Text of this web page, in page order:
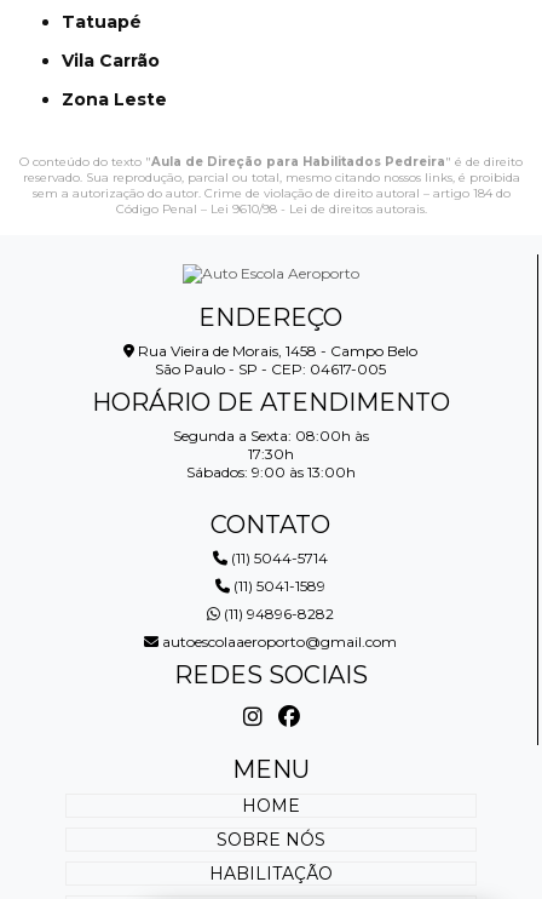
Tatuapé
Vila Carrão
Zona Leste
O conteúdo do texto "Aula de Direção para Habilitados Pedreira" é de direito
reservado. Sua reprodução, parcial ou total, mesmo citando nossos links, é proibida
sem a autorização do autor. Crime de violação de direito autoral – artigo 184 do
Código Penal – Lei 9610/98 - Lei de direitos autorais.
ENDEREÇO
Rua Vieira de Morais, 1458 - Campo Belo
São Paulo - SP - CEP: 04617-005
HORÁRIO DE ATENDIMENTO
Segunda a Sexta: 08:00h às
17:30h
Sábados: 9:00 às 13:00h
CONTATO
(11) 5044-5714
(11) 5041-1589
(11) 94896-8282
autoescolaaeroporto@gmail.com
REDES SOCIAIS
MENU
HOME
SOBRE NÓS
HABILITAÇÃO